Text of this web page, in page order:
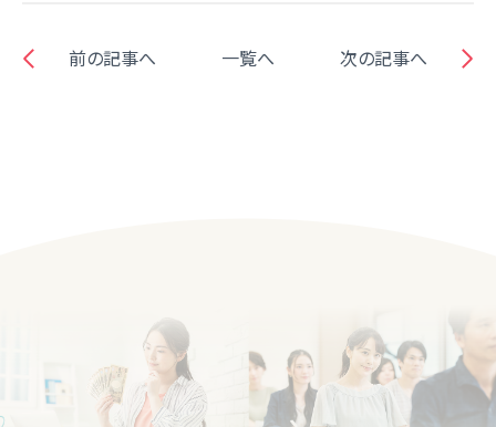
前の記事へ 一覧へ 次の記事へ